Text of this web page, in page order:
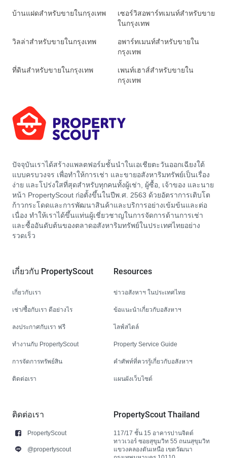
บ้านแฝดสำหรับขายในกรุงเทพ
เซอร์วิสอพาร์ทเมนท์สำหรับขาย
ในกรุงเทพ
วิลล่าสำหรับขายในกรุงเทพ
อพาร์ทเมนท์สำหรับขายใน
กรุงเทพ
ที่ดินสำหรับขายในกรุงเทพ
เพนท์เฮาส์สำหรับขายใน
กรุงเทพ
ปัจจุบันเราได้สร้างแพลตฟอร์มชั้นนำในเอเชียตะวันออกเฉียงใต้
แบบครบวงจร เพื่อทำให้การเช่า และขายอสังหาริมทรัพย์เป็นเรื่อง
ง่าย และโปร่งใสที่สุดสำหรับทุกคนทั้งผู้เช่า, ผู้ซื้อ, เจ้าของ และนาย
หน้า PropertyScout ก่อตั้งขึ้นในปีพ.ศ. 2563 ด้วยอัตราการเติบโต
ก้าวกระโดดและการพัฒนาสินค้าและบริการอย่างเข้มข้นและต่อ
เนื่อง ทำให้เราได้ขึ้นแท่นผู้เชี่ยวชาญในการจัดการด้านการเช่า
และซื้ออันดับต้นของตลาดอสังหาริมทรัพย์ในประเทศไทยอย่าง
รวดเร็ว
เกี่ยวกับ PropertyScout
เกี่ยวกับเรา
เช่า/ซื้อกับเรา ดีอย่างไร
ลงประกาศกับเรา ฟรี
ทำงานกับ PropertyScout
การจัดการทรัพย์สิน
ติดต่อเรา
Resources
ข่าวอสังหาฯ ในประเทศไทย
ข้อแนะนำเกี่ยวกับอสังหาฯ
ไลฟ์สไตล์
Property Service Guide
คำศัพท์ที่ควรรู้เกี่ยวกับอสังหาฯ
แผนผังเว็บไซต์
ติดต่อเรา
PropertyScout
@propertyscout
PropertyScout Thailand
117/17 ชั้น 15 อาคารปานจิตต์
ทาวเวอร์ ซอยสุขุมวิท 55 ถนนสุขุมวิท
แขวงคลองตันเหนือ เขตวัฒนา